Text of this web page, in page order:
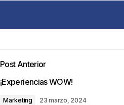
Tu dirección de correo
con*
Post Anterior
¡Experiencias WOW!
Marketing 23 marzo, 2024